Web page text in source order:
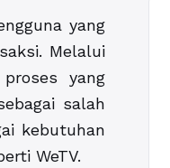
yang
Melalui
yang
salah
kebutuhan
WeTV.